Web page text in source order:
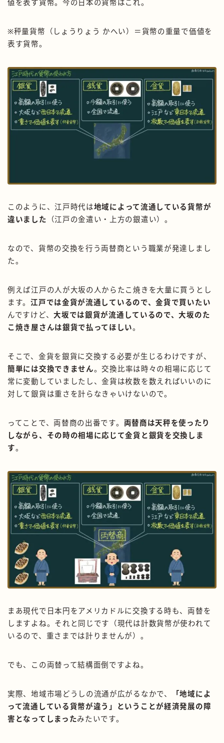
値を表す貨幣。今の日本の貨幣はこれ。
※秤量貨幣（しょうりょう かへい）＝貨幣の重量で価値を
表す貨幣。
このように、江戸時代は地域によって流通している貨幣が
違いました
（江戸の金遣い・上方の銀遣い）。
なので、貨幣の交換を行う両替商という職業が発達しまし
た。
例えば江戸の人が大坂の人からたこ焼きを大量に買うとし
ます。江戸では金貨が流通しているので、金貨で買いたい
んですけど、大坂では銀貨が流通しているので、大坂のた
こ焼き屋さんは銀貨で払ってほしい。
そこで、金貨を銀貨に交換する必要が生じるわけですが、
簡単には交換できません。交換比率は時々の相場に応じて
常に変動していましたし、金貨は枚数を数えればいいのに
対して銀貨は重さを計らなきゃいけないので。
ってことで、両替商の出番です。 両替商は天秤を使ったり
しながら、その時の相場に応じて金貨と銀貨を交換しま
す。
まあ現代で日本円をアメリカドルに交換する時も、両替を
しますよね。それと同じです（現代は計数貨幣が使われて
いるので、重さまでは計りませんが）。
でも、この両替って結構面倒ですよね。
実際、地域市場どうしの流通が広がるなかで、
「地域によ
って流通している貨幣が違う」ということが経済発展の障
害となってしまったみたいです。